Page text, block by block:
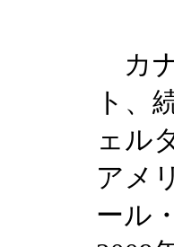
カ
ト、
ェル
アメ
ール